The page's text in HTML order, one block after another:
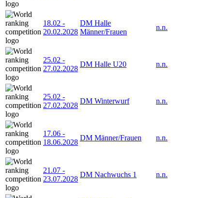
18.02 -
20.02.2028
DM Halle
Männer/Frauen
n.n.
25.02 -
27.02.2028
DM Halle U20 n.n.
25.02 -
27.02.2028
DM Winterwurf n.n.
17.06 -
18.06.2028
DM Männer/Frauen n.n.
21.07 -
23.07.2028
DM Nachwuchs 1 n.n.